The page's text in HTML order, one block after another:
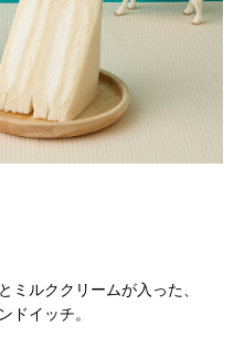
ルククリームが入った、
ドイッチ。